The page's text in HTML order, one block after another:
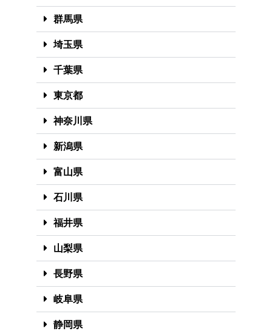
群馬県
埼玉県
千葉県
東京都
神奈川県
新潟県
富山県
石川県
福井県
山梨県
長野県
岐阜県
静岡県